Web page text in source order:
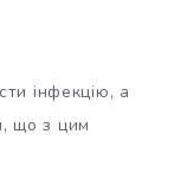
інфекцію, а
що з цим